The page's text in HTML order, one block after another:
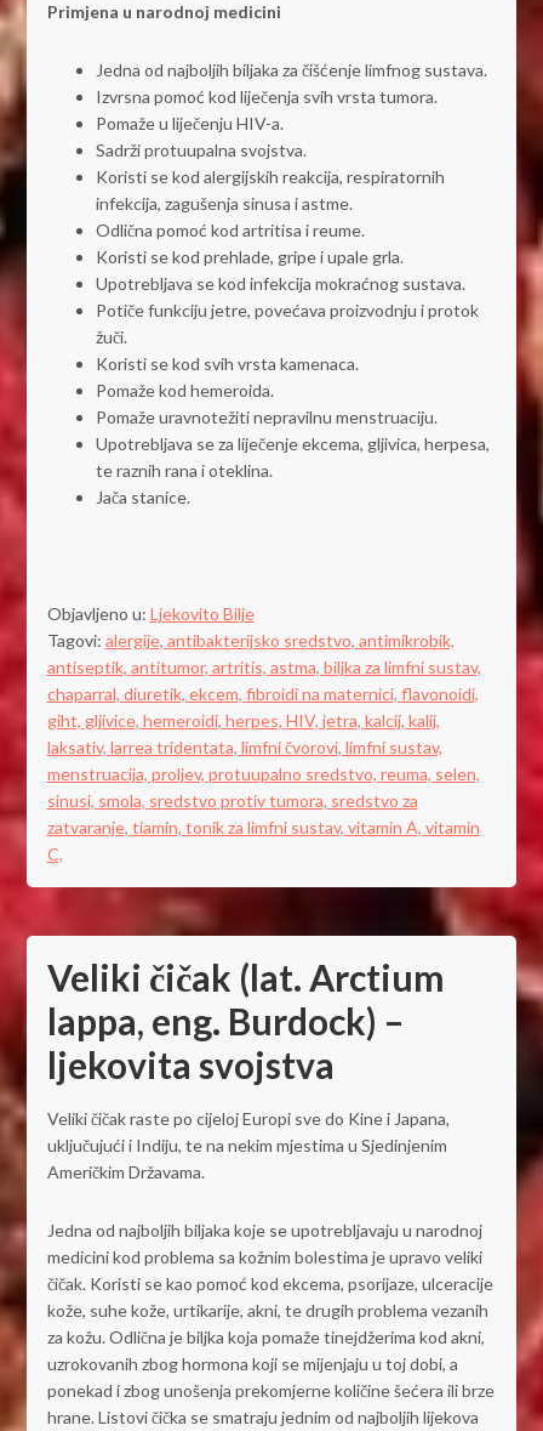
Primjena u narodnoj medicini
Jedna od najboljih biljaka za čišćenje limfnog sustava.
Izvrsna pomoć kod liječenja svih vrsta tumora.
Pomaže u liječenju HIV-a.
Sadrži protuupalna svojstva.
Koristi se kod alergijskih reakcija, respiratornih
infekcija, zagušenja sinusa i astme.
Odlična pomoć kod artritisa i reume.
Koristi se kod prehlade, gripe i upale grla.
Upotrebljava se kod infekcija mokraćnog sustava.
Potiče funkciju jetre, povećava proizvodnju i protok
žuči.
Koristi se kod svih vrsta kamenaca.
Pomaže kod hemeroida.
Pomaže uravnotežiti nepravilnu menstruaciju.
Upotrebljava se za liječenje ekcema, gljivica, herpesa,
te raznih rana i oteklina.
Jača stanice.
Objavljeno u: Ljekovito Bilje
Tagovi: alergije, antibakterijsko sredstvo, antimikrobik,
antiseptik, antitumor, artritis, astma, biljka za limfni sustav,
chaparral, diuretik, ekcem, fibroidi na maternici, flavonoidi,
giht, gljivice, hemeroidi, herpes, HIV, jetra, kalcij, kalij,
laksativ, larrea tridentata, limfni čvorovi, limfni sustav,
menstruacija, proljev, protuupalno sredstvo, reuma, selen,
sinusi, smola, sredstvo protiv tumora, sredstvo za
zatvaranje, tiamin, tonik za limfni sustav, vitamin A, vitamin
C,
Veliki čičak (lat. Arctium
lappa, eng. Burdock) –
ljekovita svojstva
Veliki čičak raste po cijeloj Europi sve do Kine i Japana,
uključujući i Indiju, te na nekim mjestima u Sjedinjenim
Američkim Državama.
Jedna od najboljih biljaka koje se upotrebljavaju u narodnoj
medicini kod problema sa kožnim bolestima je upravo veliki
čičak. Koristi se kao pomoć kod ekcema, psorijaze, ulceracije
kože, suhe kože, urtikarije, akni, te drugih problema vezanih
za kožu. Odlična je biljka koja pomaže tinejdžerima kod akni,
uzrokovanih zbog hormona koji se mijenjaju u toj dobi, a
ponekad i zbog unošenja prekomjerne količine šećera ili brze
hrane. Listovi čička se smatraju jednim od najboljih lijekova